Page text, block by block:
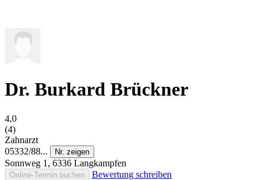
Dr. Burkard Brückner
4,0
(4)
Zahnarzt
05332/88...
Nr. zeigen
Sonnweg 1, 6336 Langkampfen
Online-Termin buchen
Bewertung schreiben